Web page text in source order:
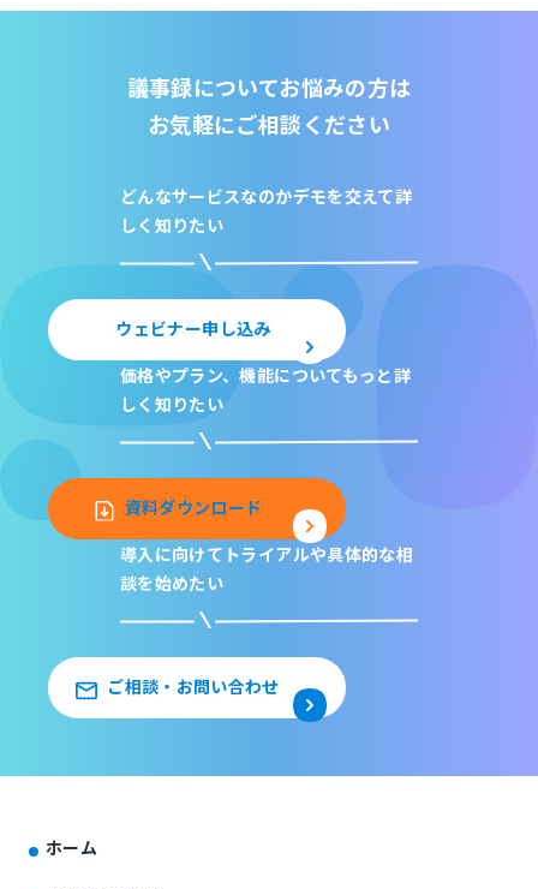
議事録についてお悩みの方は
お気軽にご相談ください
どんなサービスなのかデモを交えて詳
しく知りたい
ウェビナー申し込み
価格やプラン、機能についてもっと詳
しく知りたい
資料ダウンロード
導入に向けてトライアルや具体的な相
談を始めたい
ご相談・お問い合わせ
ホーム